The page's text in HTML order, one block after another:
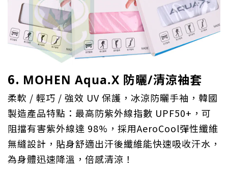
6. MOHEN Aqua.X 防曬/清涼袖套
柔軟 / 輕巧 / 強效 UV 保護，冰涼防曬手袖，韓國
製造產品特點：最高防紫外線指數 UPF50+，可
阻擋有害紫外線達 98%，採用AeroCool彈性纖維
無縫設計，貼身舒適出汗後纖維能快速吸收汗水，
為身體迅速降溫，倍感清涼！